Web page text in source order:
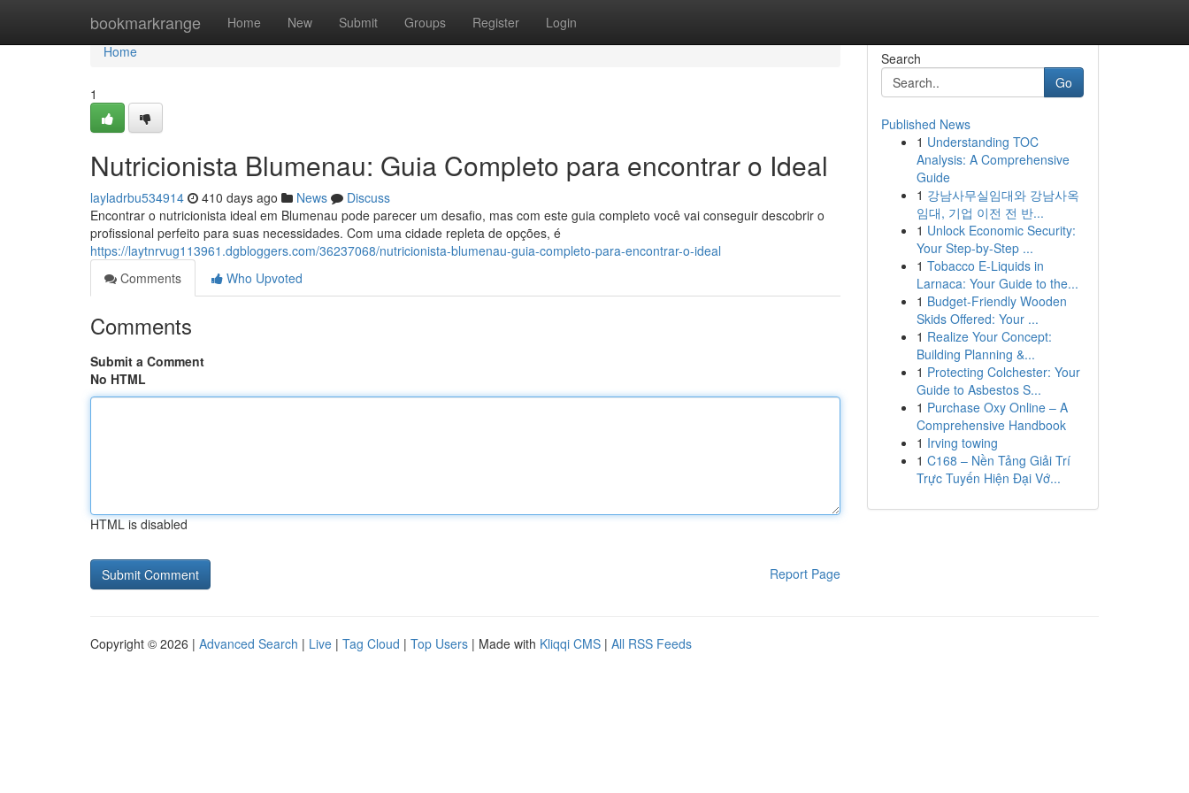
bookmarkrange Home New Submit Groups Register Login
Home
Home
1
Nutricionista Blumenau: Guia Completo para encontrar o Ideal
layladrbu534914 410 days ago News
Discuss
Encontrar o nutricionista ideal em Blumenau pode parecer um desafio, mas com este guia completo você vai conseguir descobrir o
profissional perfeito para suas necessidades. Com uma cidade repleta de opções, é
https://laytnrvug113961.dgbloggers.com/36237068/nutricionista-blumenau-guia-completo-para-encontrar-o-ideal
Comments
Who Upvoted
Comments
Submit a Comment
No HTML
HTML is disabled
Report Page
Search
Go
Published News
1 Understanding TOC
Analysis: A Comprehensive
Guide
1 강남사무실임대와 강남사옥
임대, 기업 이전 전 반...
1 Unlock Economic Security:
Your Step-by-Step ...
1 Tobacco E-Liquids in
Larnaca: Your Guide to the...
1 Budget-Friendly Wooden
Skids Offered: Your ...
1 Realize Your Concept:
Building Planning &...
1 Protecting Colchester: Your
Guide to Asbestos S...
1 Purchase Oxy Online – A
Comprehensive Handbook
1 Irving towing
1 C168 – Nền Tảng Giải Trí
Trực Tuyến Hiện Đại Vớ...
Copyright © 2026 | Advanced Search | Live | Tag Cloud | Top Users | Made with Kliqqi CMS | All RSS Feeds